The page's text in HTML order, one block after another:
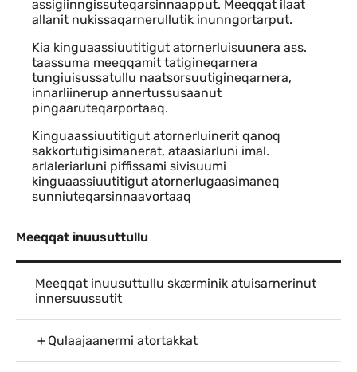
assigiinngissuteqarsinnaapput. Meeqqat ilaat
allanit nukissaqarnerullutik inunngortarput.
Kia kinguaassiuutitigut atornerluisuunera ass.
taassuma meeqqamit tatigineqarnera
tungiuisussatullu naatsorsuutigineqarnera,
innarliinerup annertussusaanut
pingaaruteqarportaaq.
Kinguaassiuutitigut atornerluinerit qanoq
sakkortutigisimanerat, ataasiarluni imal.
arlaleriarluni piffissami sivisuumi
kinguaassiuutitigut atornerlugaasimaneq
sunniuteqarsinnaavortaaq
Meeqqat inuusuttullu
Meeqqat inuusuttullu skærminik atuisarnerinut
innersuussutit
Qulaajaanermi atortakkat